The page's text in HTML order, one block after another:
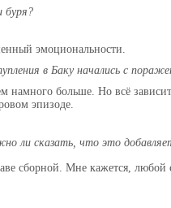
буря?
эмоциональности.
в Баку начались с
больше. Но всё
эпизоде.
ли сказать, что это
сборной. Мне кажется, любой